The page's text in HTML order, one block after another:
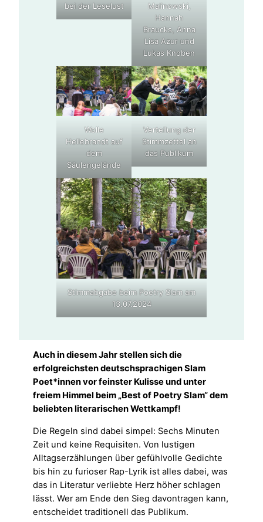
bei der Leselust
Malinowski,
Hannah
Braucks, Anna
Lisa Azur und
Lukas Knoben
Wolle
Hellebrandt auf
dem
Säulengelände
Verteilung der
Stimmzettel an
das Publikum
Stimmabgabe beim Poetry Slam am
13.07.2024
Auch in diesem Jahr stellen sich die
erfolgreichsten deutschsprachigen Slam
Poet*innen vor feinster Kulisse und unter
freiem Himmel beim „Best of Poetry Slam“ dem
beliebten literarischen Wettkampf!
Die Regeln sind dabei simpel: Sechs Minuten
Zeit und keine Requisiten. Von lustigen
Alltagserzählungen über gefühlvolle Gedichte
bis hin zu furioser Rap-Lyrik ist alles dabei, was
das in Literatur verliebte Herz höher schlagen
lässt. Wer am Ende den Sieg davontragen kann,
entscheidet traditionell das Publikum.